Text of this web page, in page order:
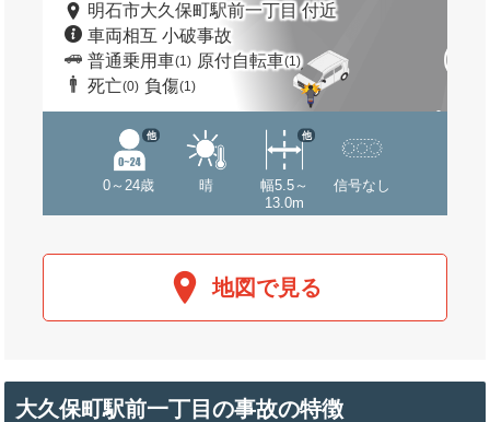
明石市大久保町駅前一丁目 付近
車両相互 小破事故
普通乗用車(1) 原付自転車(1)
死亡(0) 負傷(1)
0～24歳
他
晴
幅5.5～
13.0m
他
信号なし
地図で見る
大久保町駅前一丁目の事故の特徴